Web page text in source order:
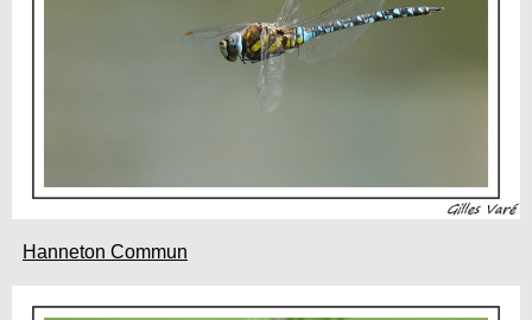
Hanneton Commun